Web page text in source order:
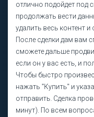
отлично подойдет под
продолжать вести
удалить весь контент
После сделки дам вам
сможете дальше
если он у вас есть, и
Чтобы быстро
нажать "Купить" и
отправить. Сделка
минут). По всем